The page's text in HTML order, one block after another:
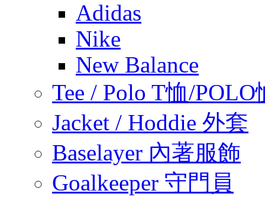
Adidas
Nike
New Balance
Tee / Polo T恤/POLO
Jacket / Hoddie 外套
Baselayer 內著服飾
Goalkeeper 守門員